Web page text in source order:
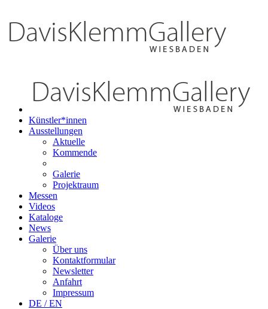
Künstler*innen
Ausstellungen
Aktuelle
Kommende
Galerie
Projektraum
Messen
Videos
Kataloge
News
Galerie
Über uns
Kontaktformular
Newsletter
Anfahrt
Impressum
DE / EN